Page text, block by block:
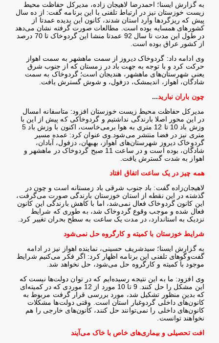
به گزارش ایسنا؛ احمدرضا لاهیجان زاده، مدیرکل حفاظت محیط
زیست خوزستان نیز در ارتباط تلفنی با این برنامه گفت: از ده سال
پیش که ریزگردها وارد استان شدند، کانون این پدیده عمدتا از
کشورهای همسایه بوده است. مطالعات صورت گرفته نشان می‌دهد
در طول این مدت تا سال 92 عمدتا منشا این گردوخاک تا 70 درصد
از کشور عراق بوده است.
وی ادامه داد: گردوخاک دیروز از سمت ماهشهر به سمت اهواز
حرکت کرد و با توجه به جهت باد در زمستان که از جنوب شرق
یعنی شهرستان‌های ماهشهر، هندیجان است؛ گردوخاک به سمت
شادگان، اهواز، اندیمشک، دزفول، و شوش گسترش یافت.
چون باران نبارید ...
مدیرکل حفاظت محیط زیست خوزستان افزود: متاسفانه امسال
در این محور اصلا بارندگی نداشتیم و گردوخاکی که پیش از این با
وزش باد 10 تا 12 متری به هوا برمی‌خاست، اکنون با وزش باد 5
متری نیز در فضا منتشر می‌شود.وی عنوان کرد: عمده مسیر
گردوخاک دیروز شهرستان‌های اهواز، بهبهان، دزفول، آبادان،
شادگان، بوده است و در ساعت 11 صبح گردوخاک در ماهشهر و
اهواز به شدت گسترش یافت.
همه چیز در یک ساعت اتفاق افتاد
لاهیجان‌زاده گفت: باد جنوب شرقی باد زمستانه است و چون در
گذشته در این نقطه از استان خوزستان بارندگی صورت می‌گرفت،
این کانون گردوخاک فعال نمی‌شد، اما با کاهش بارندگی این کانون
فعال شده و موجب وقوع گردوخاک شد، به طوری که شرایط
نزدیک به استاندارد، در مدت یک ساعت به سطح بحران تغییر کرد.
شرایط خوزستان با کمیته و کارگروه حل نمی‌شود
به گزارش ایسنا؛ سیدشریف حسینی، نماینده اهواز نیز در ادامه
گفت‌وگوهای تلفنی این برنامه اظهار کرد: اگر فکر می‌کنیم شرایط
موجود با کمیته و کارگروه حل می‌شود، حل نخواهد شد.
وی افزود: ما به این نتیجه رسیده‌ایم که در توان دولت‌ها نیست که
این مشکل را حل کنند. 9 تا 10 مورد از 12 موردی که در کمیته‌ای
که بدین منظور تشکیل شد، مورد بررسی قرار گرفت مربوط به
کانون‌های داخلی گردوغبار استان است. وقتی دولت‌ها مشکلات
کانون‌های داخلی را نمی‌توانند حل کنند، کانون‌های خارجی را هم
نخواهند توانست.
افت تحصیلی و بیماری‌های خاص با خاک می‌آیند